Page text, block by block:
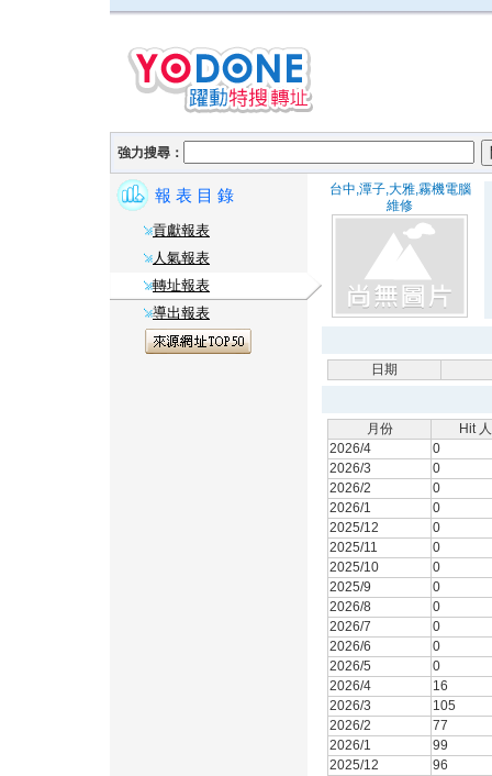
強力搜尋：
報 表 目 錄
貢獻報表
人氣報表
轉址報表
導出報表
台中,潭子,大雅,霧機電腦
維修
日期
月份
Hit
2026/4
0
2026/3
0
2026/2
0
2026/1
0
2025/12
0
2025/11
0
2025/10
0
2025/9
0
2026/8
0
2026/7
0
2026/6
0
2026/5
0
2026/4
16
2026/3
105
2026/2
77
2026/1
99
2025/12
96